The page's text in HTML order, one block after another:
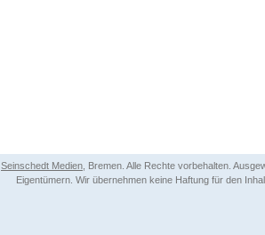
Seinschedt Medien , Bremen. Alle Rechte vorbehalten.
Eigentümern. Wir übernehmen keine Haftung für den